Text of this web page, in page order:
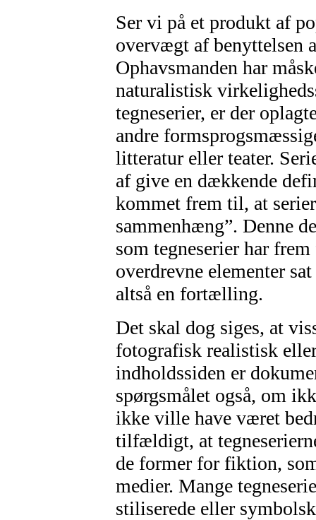
Ser vi på et produkt af
overvægt af benyttelsen
Ophavsmanden har
naturalistisk
tegneserier, er der
andre
litteratur eller teater.
af give en dækkende
kommet frem til, at
sammenhæng”. Denne
som tegneserier har
overdrevne elementer
altså en fortælling.
Det skal dog siges, at
fotografisk realistisk
indholdssiden er
spørgsmålet også, om
ikke ville have været
tilfældigt, at
de former for fiktion,
medier. Mange
stiliserede eller